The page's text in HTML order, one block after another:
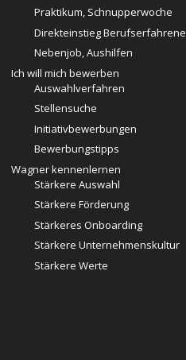
Praktikum, Schnupperwoche
Direkteinstieg Berufserfahrene
Nebenjob, Aushilfen
Ich will mich bewerben
Auswahlverfahren
Stellensuche
Initiativbewerbungen
Bewerbungstipps
Wagner kennenlernen
Stärkere Auswahl
Stärkere Förderung
Stärkeres Onboarding
Stärkere Unternehmenskultur
Stärkere Werte